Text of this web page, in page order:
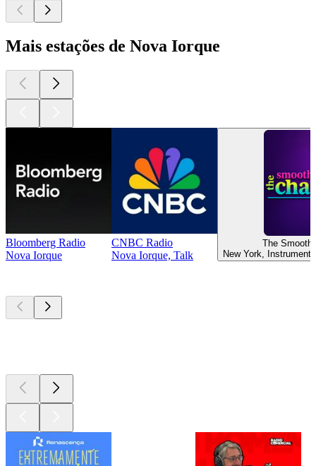
Mais estações de Nova Iorque
Bloomberg Radio
Nova Iorque
CNBC Radio
Nova Iorque, Talk
The Smooth
New York,